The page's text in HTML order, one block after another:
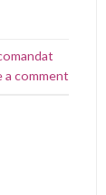
a comment